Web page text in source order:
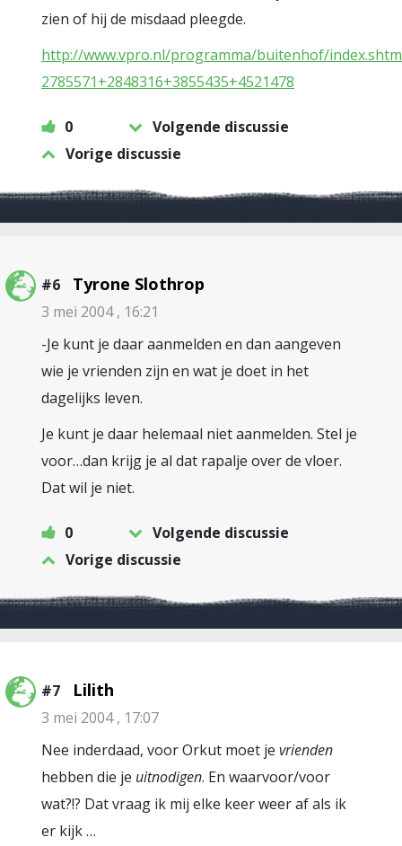
zien of hij de misdaad pleegde.
http://www.vpro.nl/programma/buitenhof/
2785571+2848316+3855435+4521478
0
Volgende discussie
Vorige discussie
#6 Tyrone Slothrop
3 mei 2004 , 16:21
-Je kunt je daar aanmelden en dan aangeven
wie je vrienden zijn en wat je doet in het
dagelijks leven.
Je kunt je daar helemaal niet aanmelden. Stel je
voor…dan krijg je al dat rapalje over de vloer.
Dat wil je niet.
0
Volgende discussie
Vorige discussie
#7 Lilith
3 mei 2004 , 17:07
Nee inderdaad, voor Orkut moet je vrienden
hebben die je uitnodigen. En waarvoor/voor
wat?!? Dat vraag ik mij elke keer weer af als ik
er kijk …